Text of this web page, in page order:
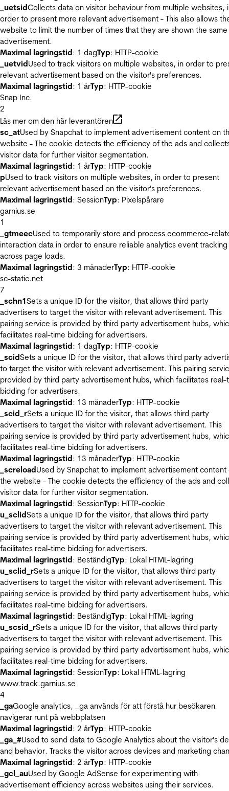
_uetsidCollects data on visitor behaviour from multiple websites,
order to present more relevant advertisement - This also allows
website to limit the number of times that they are shown the same
advertisement.
Maximal lagringstid: 1 dagTyp: HTTP-cookie
_uetvidUsed to track visitors on multiple websites, in order to
relevant advertisement based on the visitor's preferences.
Maximal lagringstid: 1 årTyp: HTTP-cookie
Snap Inc.
2
Läs mer om den här leverantören
sc_atUsed by Snapchat to implement advertisement content on
website - The cookie detects the efficiency of the ads and
visitor data for further visitor segmentation.
Maximal lagringstid: 1 årTyp: HTTP-cookie
pUsed to track visitors on multiple websites, in order to present
relevant advertisement based on the visitor's preferences.
Maximal lagringstid: SessionTyp: Pixelspårare
garnius.se
1
_gtmeecUsed to temporarily store and process ecommerce-
interaction data in order to ensure reliable analytics event tracking
across page loads.
Maximal lagringstid: 3 månaderTyp: HTTP-cookie
sc-static.net
7
_schn1Sets a unique ID for the visitor, that allows third party
advertisers to target the visitor with relevant advertisement. This
pairing service is provided by third party advertisement hubs,
facilitates real-time bidding for advertisers.
Maximal lagringstid: 1 dagTyp: HTTP-cookie
_scidSets a unique ID for the visitor, that allows third party
to target the visitor with relevant advertisement. This pairing
provided by third party advertisement hubs, which facilitates real-
bidding for advertisers.
Maximal lagringstid: 13 månaderTyp: HTTP-cookie
_scid_rSets a unique ID for the visitor, that allows third party
advertisers to target the visitor with relevant advertisement. This
pairing service is provided by third party advertisement hubs,
facilitates real-time bidding for advertisers.
Maximal lagringstid: 13 månaderTyp: HTTP-cookie
_screloadUsed by Snapchat to implement advertisement content
the website - The cookie detects the efficiency of the ads and
visitor data for further visitor segmentation.
Maximal lagringstid: SessionTyp: HTTP-cookie
u_sclidSets a unique ID for the visitor, that allows third party
advertisers to target the visitor with relevant advertisement. This
pairing service is provided by third party advertisement hubs,
facilitates real-time bidding for advertisers.
Maximal lagringstid: BeständigTyp: Lokal HTML-lagring
u_sclid_rSets a unique ID for the visitor, that allows third party
advertisers to target the visitor with relevant advertisement. This
pairing service is provided by third party advertisement hubs,
facilitates real-time bidding for advertisers.
Maximal lagringstid: BeständigTyp: Lokal HTML-lagring
u_scsid_rSets a unique ID for the visitor, that allows third party
advertisers to target the visitor with relevant advertisement. This
pairing service is provided by third party advertisement hubs,
facilitates real-time bidding for advertisers.
Maximal lagringstid: SessionTyp: Lokal HTML-lagring
www.track.garnius.se
4
_gaGoogle analytics, _ga används för att förstå hur besökaren
navigerar runt på webbplatsen
Maximal lagringstid: 2 årTyp: HTTP-cookie
_ga_#Used to send data to Google Analytics about the visitor's
and behavior. Tracks the visitor across devices and marketing
Maximal lagringstid: 2 årTyp: HTTP-cookie
_gcl_auUsed by Google AdSense for experimenting with
advertisement efficiency across websites using their services.